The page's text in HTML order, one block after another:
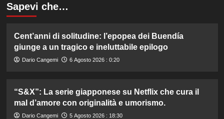
Sapevi che…
Cent’anni di solitudine: l’epopea dei Buendía
giunge a un tragico e ineluttabile epilogo
Dario Cangemi 6 Agosto 2026 : 0:20
“S&X”: La serie giapponese su Netflix che cura il
mal d’amore con originalità e umorismo.
Dario Cangemi 5 Agosto 2026 : 18:30